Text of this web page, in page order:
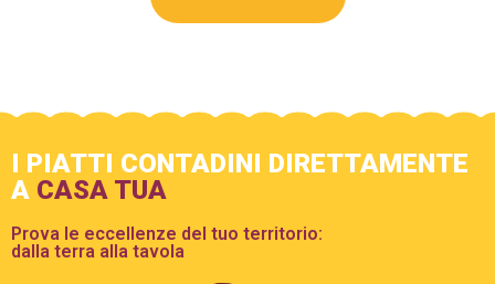
I PIATTI CONTADINI DIRETTAMENTE
A CASA TUA
Prova le eccellenze del tuo territorio:
dalla terra alla tavola